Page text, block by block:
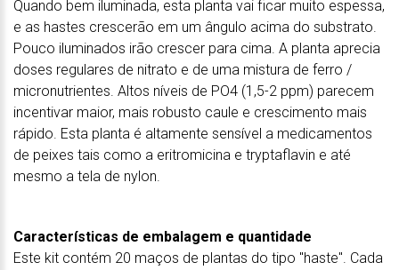
Quando bem iluminada, esta planta vai ficar muito espessa,
e as hastes crescerão em um ângulo acima do substrato.
Pouco iluminados irão crescer para cima. A planta aprecia
doses regulares de nitrato e de uma mistura de ferro /
micronutrientes. Altos níveis de PO4 (1,5-2 ppm) parecem
incentivar maior, mais robusto caule e crescimento mais
rápido. Esta planta é altamente sensível a medicamentos
de peixes tais como a eritromicina e tryptaflavin e até
mesmo a tela de nylon.
Características de embalagem e quantidade
Este kit contém 20 maços de plantas do tipo "haste". Cada